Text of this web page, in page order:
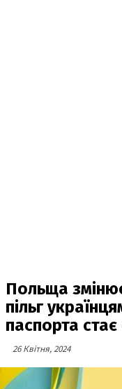
Польща
пільг
паспорта
26 Квітня, 2024